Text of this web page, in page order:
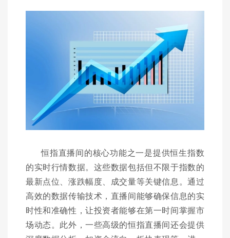
恒指直播间的核心功能之一是提供恒生指数
的实时行情数据。这些数据包括但不限于指数的
最新点位、涨跌幅度、成交量等关键信息。通过
高效的数据传输技术，直播间能够确保信息的实
时性和准确性，让投资者能够在第一时间掌握市
场动态。此外，一些高级的恒指直播间还会提供